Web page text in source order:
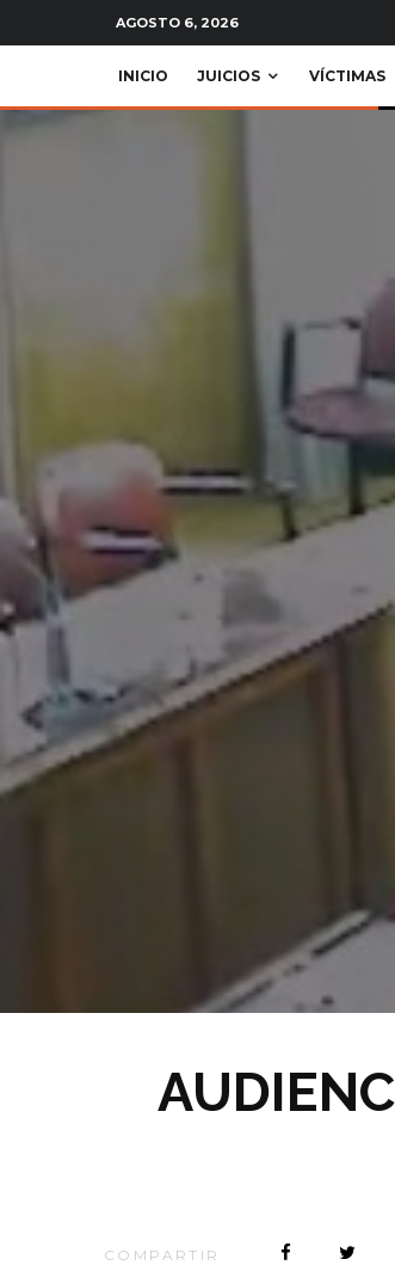
AGOSTO 6, 2026
INICIO JUICIOS VÍCTIMAS
COMPARTIR